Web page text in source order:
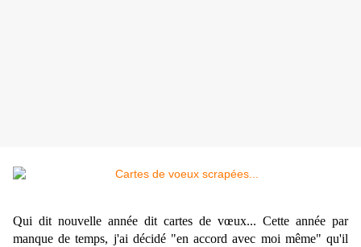
Qui dit nouvelle année dit cartes de vœux... Cette année par
manque de temps, j'ai décidé "en accord avec moi même" qu'il